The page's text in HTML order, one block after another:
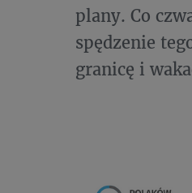
plany. Co
spędzenie
granicę i